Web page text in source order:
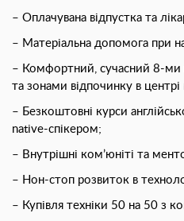
– Оплачувана відпустка та
– Матеріальна допомога при
– Комфортний, сучасний 8-ми
та зонами відпочинку в центрі
– Безкоштовнi курси
native-спікером;
– Внутрішні ком’юніті та
– Нон-стоп розвиток в
– Купівля техніки 50 на 50 з